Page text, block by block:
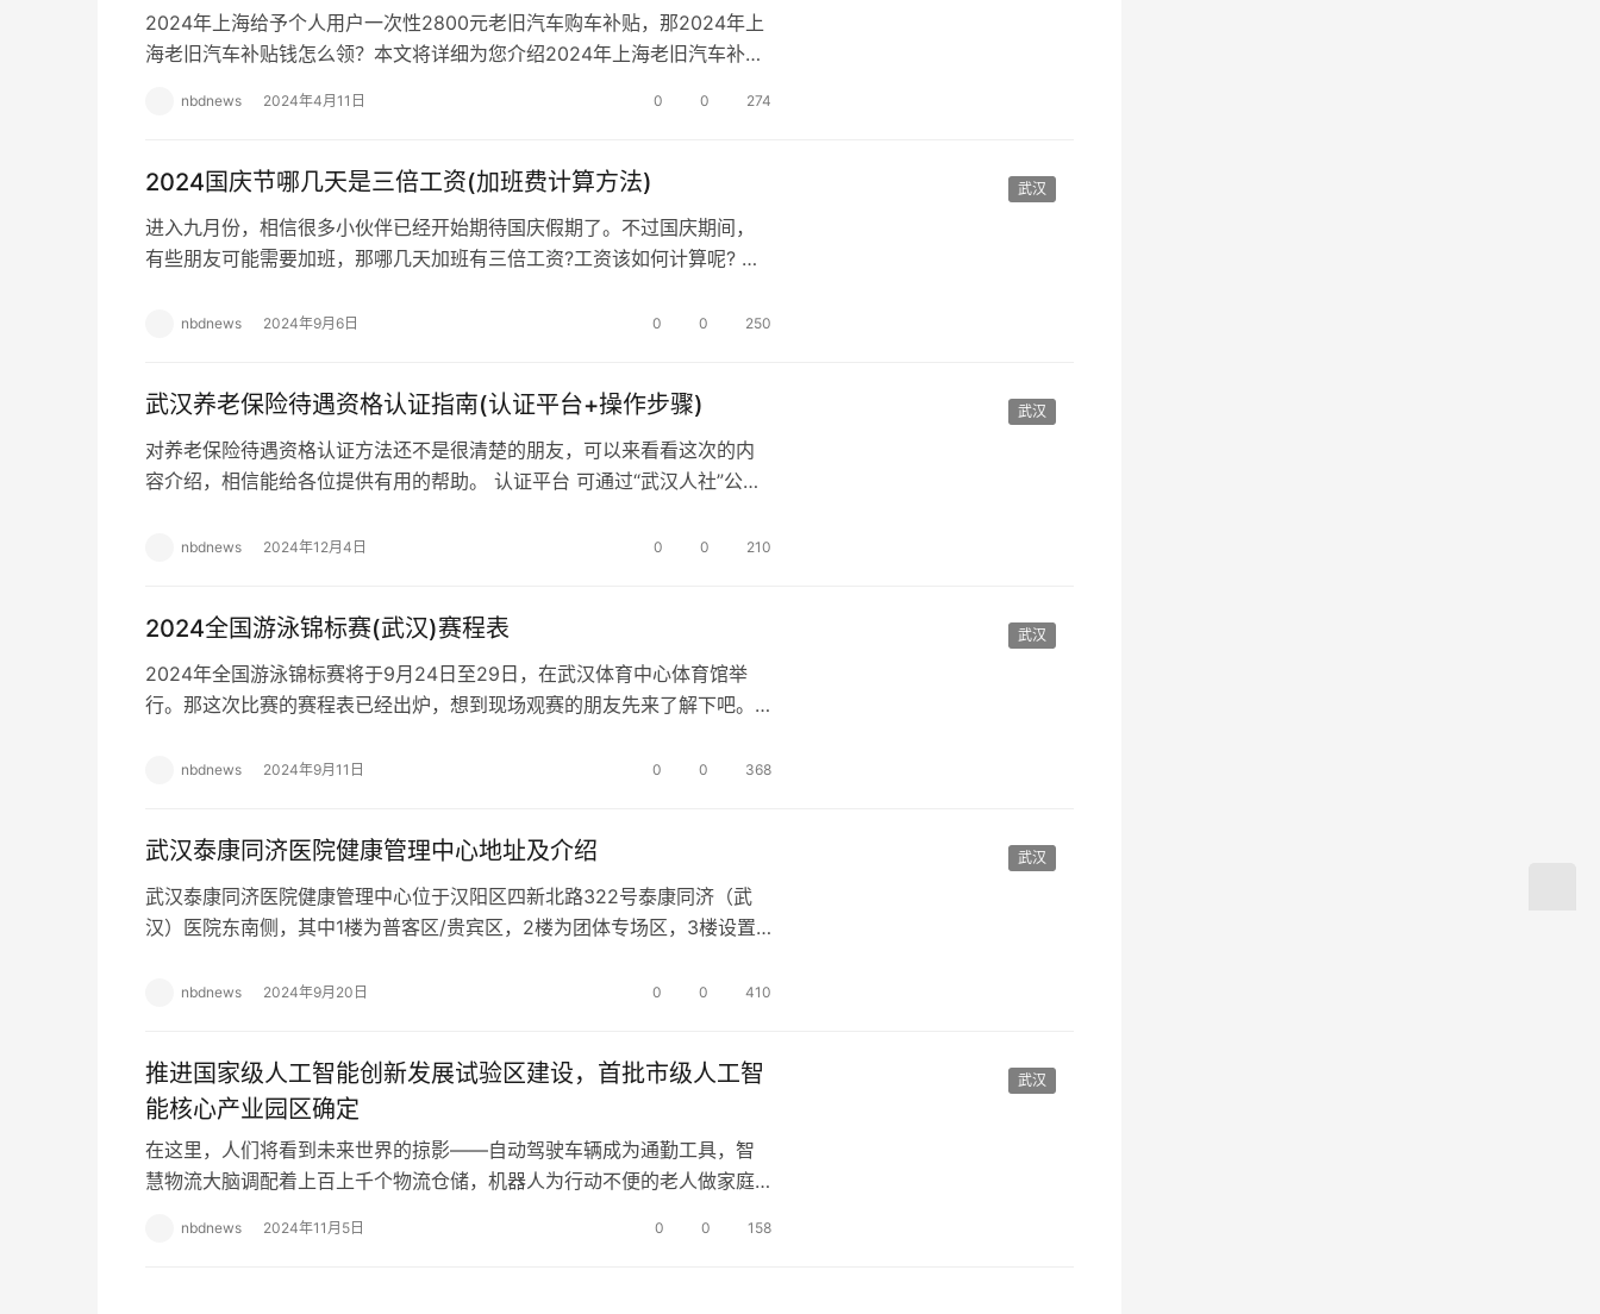
2024年上海给予个人用户一次性2800元老旧汽车购车补贴，那2024年上
海老旧汽车补贴钱怎么领？本文将详细为您介绍2024年上海老旧汽车补贴
nbdnews 2024年4月11日 0 0 274
武汉
2024国庆节哪几天是三倍工资(加班费计算方法)
进入九月份，相信很多小伙伴已经开始期待国庆假期了。不过国庆期间，
有些朋友可能需要加班，那哪几天加班有三倍工资?工资该如何计算呢? 国
nbdnews 2024年9月6日 0 0 250
武汉
武汉养老保险待遇资格认证指南(认证平台+操作步骤)
对养老保险待遇资格认证方法还不是很清楚的朋友，可以来看看这次的内
容介绍，相信能给各位提供有用的帮助。 认证平台 可通过“武汉人社”公众
nbdnews 2024年12月4日 0 0 210
武汉
2024全国游泳锦标赛(武汉)赛程表
2024年全国游泳锦标赛将于9月24日至29日，在武汉体育中心体育馆举
行。那这次比赛的赛程表已经出炉，想到现场观赛的朋友先来了解下吧。
nbdnews 2024年9月11日 0 0 368
武汉
武汉泰康同济医院健康管理中心地址及介绍
武汉泰康同济医院健康管理中心位于汉阳区四新北路322号泰康同济（武
汉）医院东南侧，其中1楼为普客区/贵宾区，2楼为团体专场区，3楼设置
nbdnews 2024年9月20日 0 0 410
武汉
推进国家级人工智能创新发展试验区建设，首批市级人工智
能核心产业园区确定
在这里，人们将看到未来世界的掠影——自动驾驶车辆成为通勤工具，智
慧物流大脑调配着上百上千个物流仓储，机器人为行动不便的老人做家庭
nbdnews 2024年11月5日 0 0 158